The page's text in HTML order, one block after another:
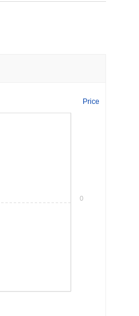
Price
0